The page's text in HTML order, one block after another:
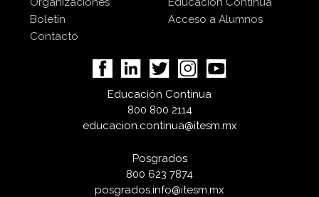
Boletín
Contacto
Acceso a Alumnos
Educación Continua
800 800 2114
educacion.continua@itesm.mx
Posgrados
800 623 7874
posgrados.info@itesm.mx